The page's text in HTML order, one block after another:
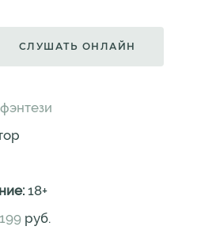
СЛУШАТЬ ОНЛАЙН
18+
199 руб.